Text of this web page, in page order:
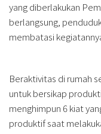
yang diberlakukan
berlangsung,
membatasi
Beraktivitas di rumah
untuk bersikap
menghimpun 6 kiat
produktif saat